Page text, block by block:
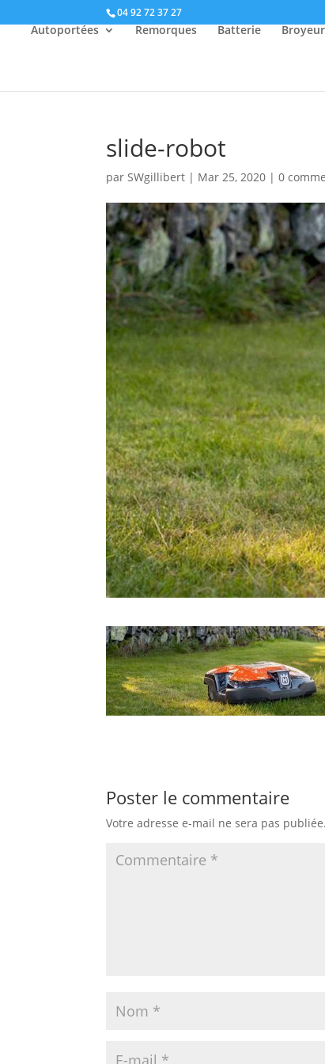
04 92 72 37 27
Autoportées Remorques Batterie
slide-robot
parSWgillibert | Mar 25, 2020 |0
Poster le commentaire
Votre adresse e-mail ne sera pas publiée.